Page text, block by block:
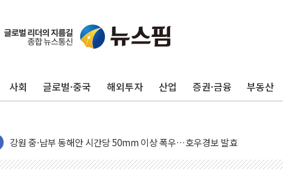
사회 글로벌·중국 해외투자 산업 증권·금융 부동산
동해중부 전 해상 풍랑주의보…10일까지 최대 3.5m 높은 물결
中 전방위 아파트 부양, 수도 베이징도 부동산 규제 철폐
인제 용대리 계곡서 수위 상승으로 피서객 7명 고립…전원 구조
강원 중·남부 동해안 시간당 50mm 이상 폭우…호우경보 발효
청양 밭에서 일하던 90대 숨져…온열질환 여부 조사